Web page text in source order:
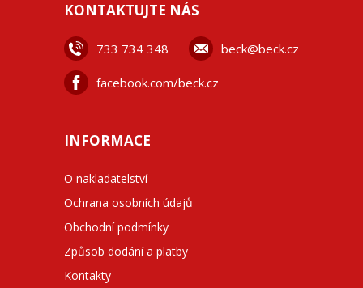
KONTAKTUJTE NÁS
733 734 348 beck@beck.cz
facebook.com/beck.cz
INFORMACE
O nakladatelství
Ochrana osobních údajů
Obchodní podmínky
Způsob dodání a platby
Kontakty